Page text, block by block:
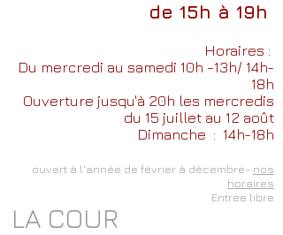
de 15h à 19h
Horaires :
Du mercredi au samedi 10h -13h/ 14h-
18h
Ouverture jusqu'à 20h les mercredis
du 15 juillet au 12 août
Dimanche : 14h-18h
ouvert à l'année de février à décembre- nos
horaires
Entrée libre
LA COUR